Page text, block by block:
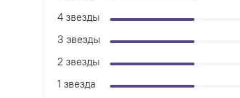
4 звезды
3 звезды
2 звезды
1 звезда